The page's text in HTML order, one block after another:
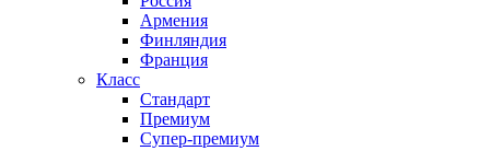
Армения
Финляндия
Франция
Класс
Стандарт
Премиум
Супер-премиум